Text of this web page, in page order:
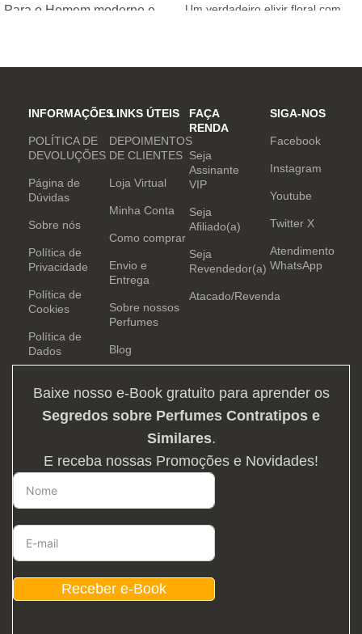
Para o Homem moderno e
inovar sempre, provocando
e determinação.
Um verdadeiro elixir floral com
INFORMAÇÕES
POLÍTICA DE
DEVOLUÇÕES
Página de
Dúvidas
Sobre nós
Política de
Privacidade
Política de
Cookies
Política de
Dados
LINKS ÚTEIS
DEPOIMENTOS
DE CLIENTES
Loja Virtual
Minha Conta
Como comprar
Envio e
Entrega
Sobre nossos
Perfumes
Blog
FAÇA
RENDA
Seja
Assinante
VIP
Seja
Afiliado(a)
Seja
Revendedor(a)
Atacado/Revenda
SIGA-NOS
Facebook
Instagram
Youtube
Twitter X
Atendimento
WhatsApp
Baixe nosso e-Book gratuito para aprender os
Segredos sobre Perfumes Contratipos e
Similares.
E receba nossas Promoções e Novidades!
Receber e-Book